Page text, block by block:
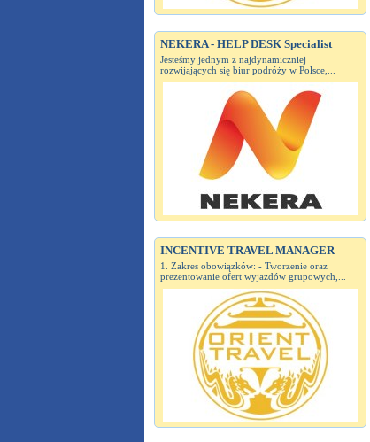
NEKERA - HELP DESK Specialist
Jesteśmy jednym z najdynamiczniej
rozwijających się biur podróży w Polsce,...
INCENTIVE TRAVEL MANAGER
1. Zakres obowiązków: - Tworzenie oraz
prezentowanie ofert wyjazdów grupowych,...